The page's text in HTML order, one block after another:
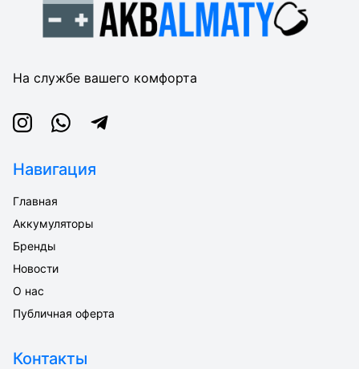
На службе вашего комфорта
InstagramWhatsappTelegram
Навигация
Главная
Аккумуляторы
Бренды
Новости
О нас
Публичная оферта
Контакты